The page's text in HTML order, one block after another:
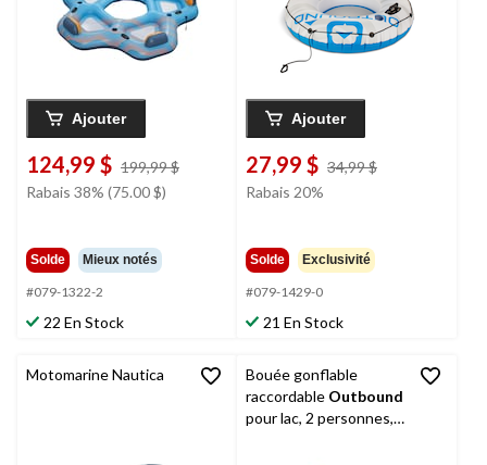
Ajouter
124,99 $ 199,99 $
Rabais 38% (75.00 $)
Solde Mieux notés
#079-1322-2
22 En Stock
Ajouter
27,99 $ 34,99 $
Rabais 20%
Solde Exclusivité
#079-1429-0
21 En Stock
Motomarine Nautica
Bouée gonflable
raccordable Outbound
pour lac, 2 personnes,